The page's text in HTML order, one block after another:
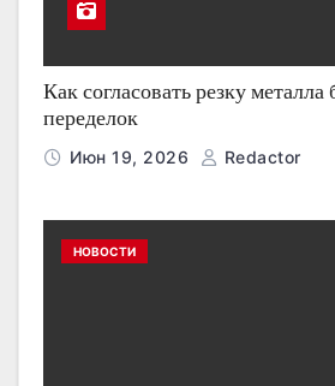
Как согласовать резку
переделок
Июн 19, 2026 Redactor
НОВОСТИ